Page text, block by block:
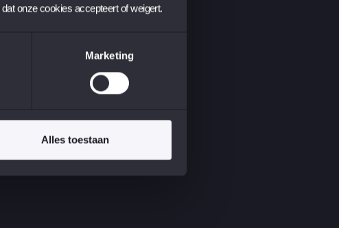
onze cookies accepteert of weigert.
Marketing
Alles toestaan